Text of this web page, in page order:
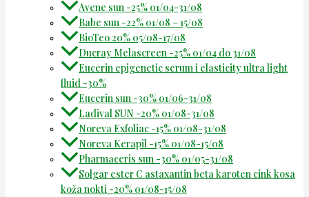
Avene sun -25% 01/04-31/08
Babe sun -22% 01/08 – 15/08
BioTeo 20% 05/08-17/08
Ducray Melascreen -25% 01/04 do 31/08
Eucerin epigenetic serum i elasticity ultra light
fluid -30%
Eucerin sun -30% 01/06-31/08
Ladival SUN -20% 01/08-31/08
Noreva Exfoliac -15% 01/08-31/08
Noreva Kerapil -15% 01/08-15/08
Pharmaceris sun -30% 01/05-31/08
Solgar ester C astaxantin beta karoten cink kosa
koža nokti -20% 01/08-15/08